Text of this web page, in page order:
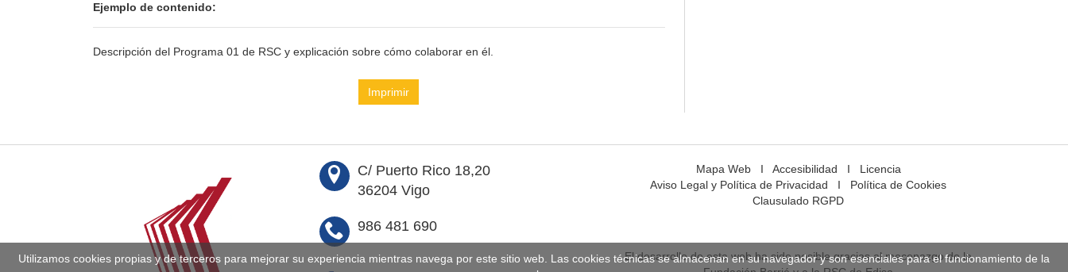
Ejemplo de contenido:
Descripción del Programa 01 de RSC y explicación sobre cómo colaborar en él.
Imprimir
C/ Puerto Rico 18,20
36204 Vigo
986 481 690
Mapa WebI Accesibilidad I Licencia
Aviso Legal y Política de Privacidad I Política de Cookies
Clausulado RGPD
El desarrollo de esta web ha sido posible gracias al mecenazgo de la
Utilizamos cookies propias y de terceros para mejorar su experiencia mientras navega por este sitio web. Las cookies técnicas se almacenan en su navegador y son esenciales para el funcionamiento de la